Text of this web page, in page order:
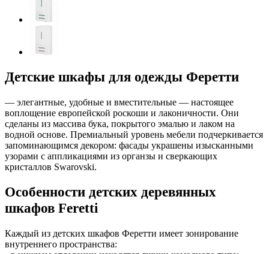
Детские шкафы для одежды Феретти
— элегантные, удобные и вместительные — настоящее
воплощение европейской роскоши и лаконичности. Они
сделаны из массива бука, покрытого эмалью и лаком на
водной основе. Премиальный уровень мебели подчеркивается
запоминающимся декором: фасады украшены изысканными
узорами с аппликациями из органзы и сверкающих
кристаллов Swarovski.
Особенности детских деревянных
шкафов Feretti
Каждый из детских шкафов Феретти имеет зонирование
внутреннего пространства: